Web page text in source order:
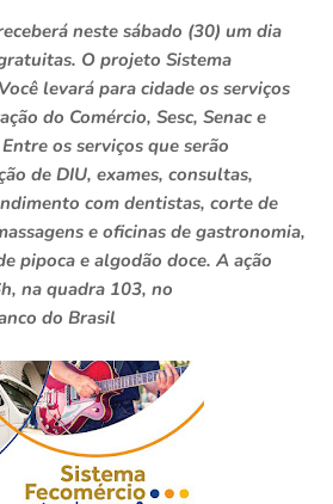
neste sábado (30) um dia
O projeto Sistema
levará para cidade os serviços
do Comércio, Sesc, Senac e
os serviços que serão
de DIU, exames, consultas,
com dentistas, corte de
e oficinas de gastronomia,
pipoca e algodão doce. A ação
na quadra 103, no
do Brasil